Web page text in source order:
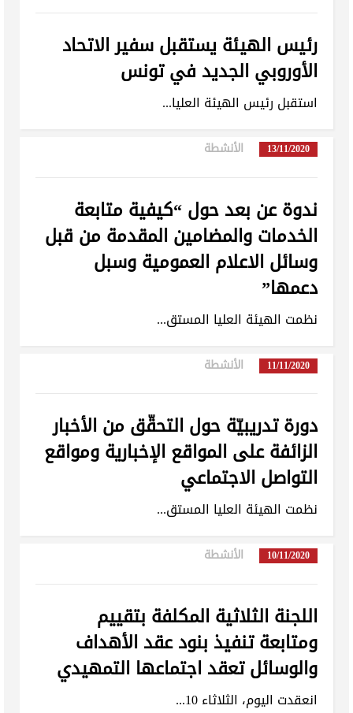
رئيس الهيئة يستقبل سفير الاتحاد
الأوروبي الجديد في تونس
استقبل رئيس الهيئة العليا...
13/11/2020 الأنشطة
ندوة عن بعد حول “كيفية متابعة
الخدمات والمضامين المقدمة من قبل
وسائل الاعلام العمومية وسبل
دعمها”
نظمت الهيئة العليا المستق...
11/11/2020 الأنشطة
دورة تدريبيّة حول التحقّق من الأخبار
الزائفة على المواقع الإخبارية ومواقع
التواصل الاجتماعي
نظمت الهيئة العليا المستق...
10/11/2020 الأنشطة
اللجنة الثلاثية المكلفة بتقييم
ومتابعة تنفيذ بنود عقد الأهداف
والوسائل تعقد اجتماعها التمهيدي
انعقدت اليوم، الثلاثاء 10...